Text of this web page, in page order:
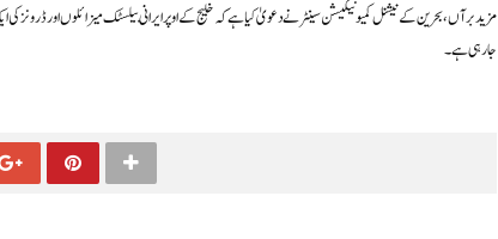
مزید برآں، بحرین کے نیشنل کمیونیکیشن سینٹر نے دعویٰ کیا ہے کہ خلیج کے اوپر ایرانی بیلسٹک میزائلوں اور
جا رہی ہے۔